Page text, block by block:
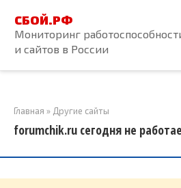
контенту
СБОЙ.РФ
Мониторинг
и сайтов в России
Главная » Другие сайты
forumchik.ru сегодня не